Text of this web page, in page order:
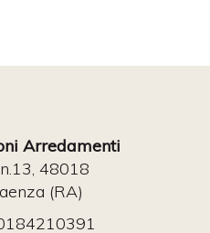
Arredamenti
48018
(RA)